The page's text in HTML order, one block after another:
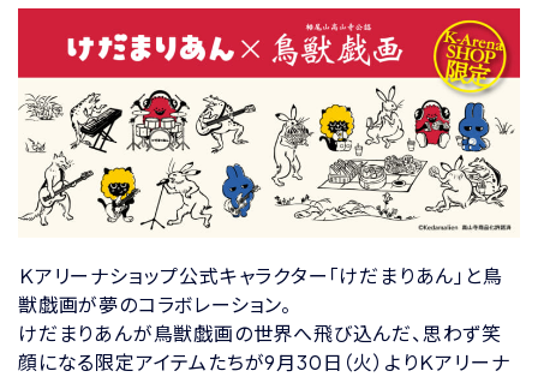
Ｋアリーナショップ公式キャラクター「けだまりあん」と鳥
獣戯画が夢のコラボレーション。
けだまりあんが鳥獣戯画の世界へ飛び込んだ、思わず笑
顔になる限定アイテムたちが9月30日（火）よりＫアリーナ